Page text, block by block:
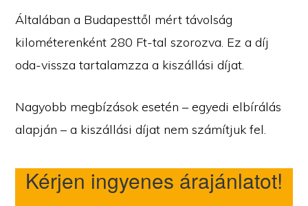
Általában a Budapesttől mért távolság
kilométerenként 280 Ft-tal szorozva. Ez a díj
oda-vissza tartalamzza a kiszállási díjat.
Nagyobb megbízások esetén – egyedi elbírálás
alapján – a kiszállási díjat nem számítjuk fel.
Kérjen ingyenes árajánlatot!